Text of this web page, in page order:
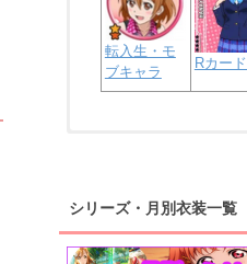
転入生・モ
ブキャラ
Rカード
シリーズ・月別衣装一覧